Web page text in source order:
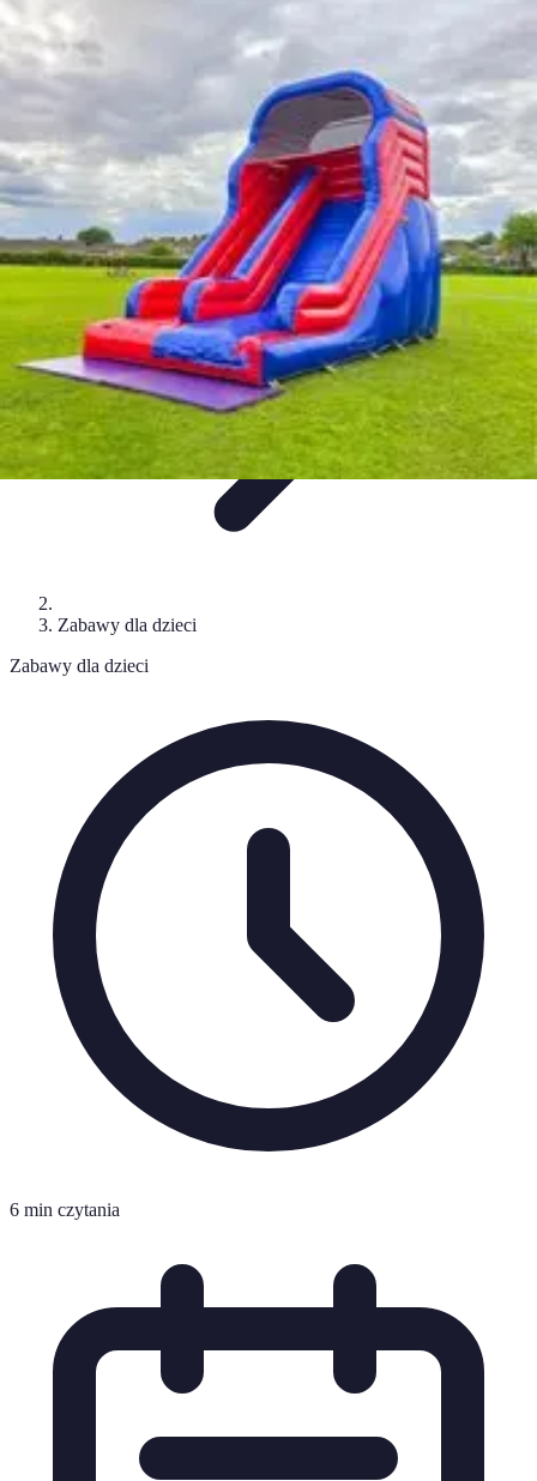
Zabawa i Rozrywka
Imprezy i Przyjęcia
Zabawy dla dzieci
powietrzu
Zabawy i Gry
Zabawa i Rozrywka
Zabawy dla dzieci
Zabawy dla dzieci
6 min czytania